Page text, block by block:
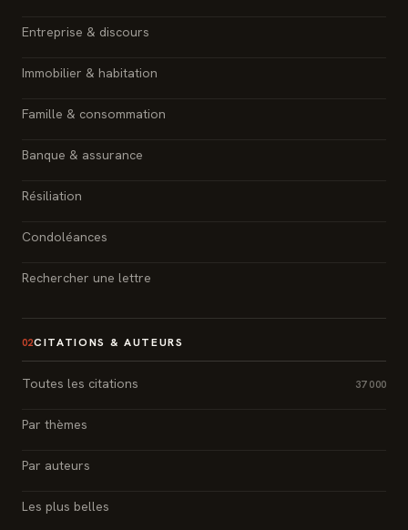
Entreprise & discours
Immobilier & habitation
Famille & consommation
Banque & assurance
Résiliation
Condoléances
Rechercher une lettre
02CITATIONS & AUTEURS
Toutes les citations 37 000
Par thèmes
Par auteurs
Les plus belles